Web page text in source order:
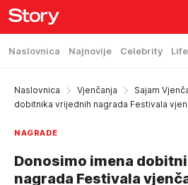
Naslovnica Najnovije Celebrity
Naslovnica Vjenčanja Sajam
dobitnika vrijednih nagrada Festivala
NAGRADE
Donosimo imena
nagrada Festivala